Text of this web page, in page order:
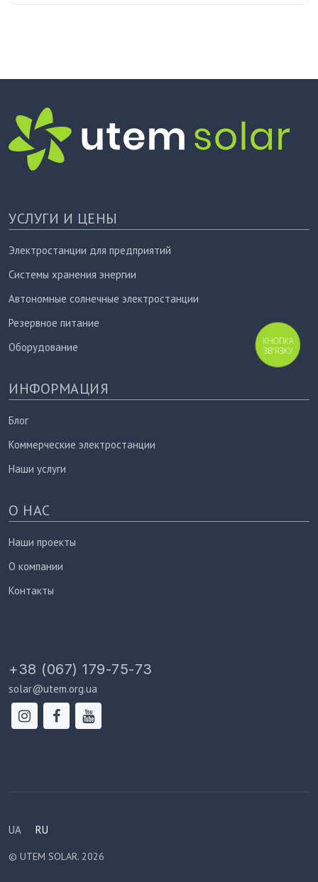
УСЛУГИ И ЦЕНЫ
Электростанции для предприятий
Системы хранения энергии
Автономные солнечные электростанции
Резервное питание
Оборудование
ИНФОРМАЦИЯ
Блог
Коммерческие электростанции
Наши услуги
О НАС
Наши проекты
О компании
Контакты
+38 (067) 179-75-73
solar@utem.org.ua
UA RU
© UTEM SOLAR. 2026
КНОПКА
ЗВ'ЯЗКУ